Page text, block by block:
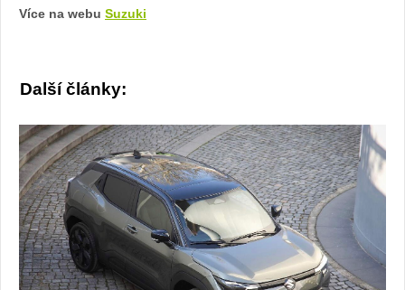
Více na webu Suzuki
Další články: